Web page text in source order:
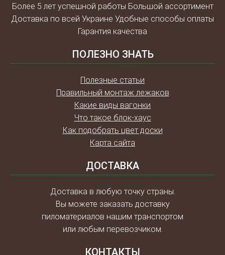
Более 5 лет успешной работы Большой ассортимент
Доставка по всей Украине Удобные способы оплаты
Гарантия качества
ПОЛЕЗНО ЗНАТЬ
Полезные статьи
Правильный монтаж лежаков
Какие виды вагонки
Что такое блок-хаус
Как подобрать цвет доски
Карта сайта
ДОСТАВКА
Доставка в любую точку страны.
Вы можете заказать доставку
пиломатериалов нашим транспортом
или любым перевозчиком.
КОНТАКТЫ